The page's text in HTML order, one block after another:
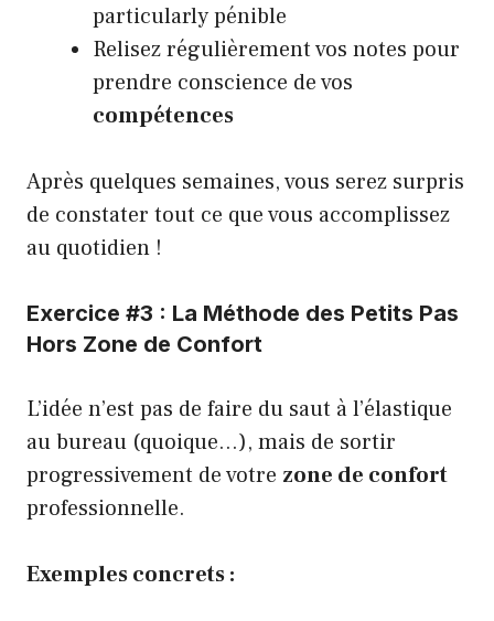
particularly pénible
Relisez régulièrement vos notes pour
prendre conscience de vos
compétences
Après quelques semaines, vous serez surpris
de constater tout ce que vous accomplissez
au quotidien !
Exercice #3 : La Méthode des Petits Pas
Hors Zone de Confort
L’idée n’est pas de faire du saut à l’élastique
au bureau (quoique…), mais de sortir
progressivement de votre zone de confort
professionnelle.
Exemples concrets :